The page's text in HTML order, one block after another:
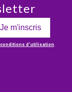
Je m'inscris
conditions d’utilisation